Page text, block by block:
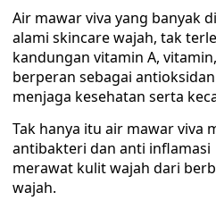
Air mawar viva yang banyak
alami skincare wajah, tak
kandungan vitamin A,
berperan sebagai
menjaga kesehatan serta
Tak hanya itu air mawar viva
antibakteri dan anti
merawat kulit wajah dari
wajah.